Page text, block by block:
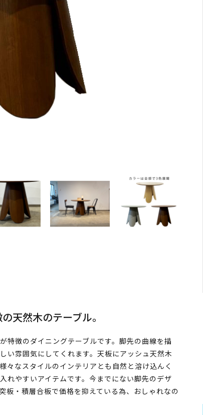
天然木のテーブル。
特徴のダイニングテーブルです。脚先の曲線を描
い雰囲気にしてくれます。天板にアッシュ天然木
々なスタイルのインテリアとも自然と溶け込んく
れやすいアイテムです。今までにない脚先のデザ
板・積層合板で価格を抑えている為、おしゃれなの